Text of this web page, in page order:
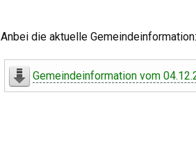
Anbei die aktuelle Gemeindeinformation:
Gemeindeinformation vom